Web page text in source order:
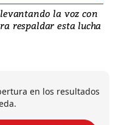
la voz con
respaldar esta lucha
en los resultados